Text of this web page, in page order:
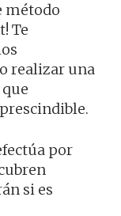
método
Te
realizar una
por
si es